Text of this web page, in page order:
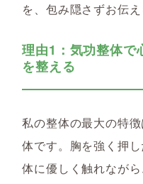
を、包み隠さずお伝え
理由1：気功整体で
を整える
私の整体の最大の特
体です。胸を強く押
体に優しく触れなが